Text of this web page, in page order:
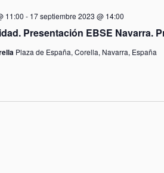
Presentación EBSE Navarra.
11:00 - 17 septiembre 2023 @ 14:00
Plaza de España, Corella, Navarra, España